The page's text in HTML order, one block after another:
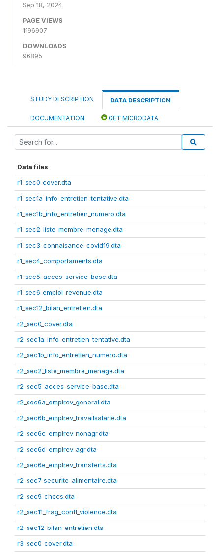
Sep 18, 2024
PAGE VIEWS
1196907
DOWNLOADS
96895
STUDY DESCRIPTION DATA DESCRIPTION
DOCUMENTATION GET MICRODATA
Data files
r1_sec0_cover.dta
r1_sec1a_info_entretien_tentative.dta
r1_sec1b_info_entretien_numero.dta
r1_sec2_liste_membre_menage.dta
r1_sec3_connaisance_covid19.dta
r1_sec4_comportaments.dta
r1_sec5_acces_service_base.dta
r1_sec6_emploi_revenue.dta
r1_sec12_bilan_entretien.dta
r2_sec0_cover.dta
r2_sec1a_info_entretien_tentative.dta
r2_sec1b_info_entretien_numero.dta
r2_sec2_liste_membre_menage.dta
r2_sec5_acces_service_base.dta
r2_sec6a_emplrev_general.dta
r2_sec6b_emplrev_travailsalarie.dta
r2_sec6c_emplrev_nonagr.dta
r2_sec6d_emplrev_agr.dta
r2_sec6e_emplrev_transferts.dta
r2_sec7_securite_alimentaire.dta
r2_sec9_chocs.dta
r2_sec11_frag_confl_violence.dta
r2_sec12_bilan_entretien.dta
r3_sec0_cover.dta